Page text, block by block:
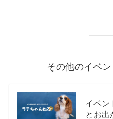
その他のイベ
イベン
とお出